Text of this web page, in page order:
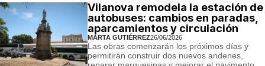
Vilanova remodela la estación de
autobuses: cambios en paradas,
aparcamientos y circulación
MARTA GUTIÉRREZ26/06/2026
Las obras comenzarán los próximos días y
permitirán construir dos nuevos andenes,